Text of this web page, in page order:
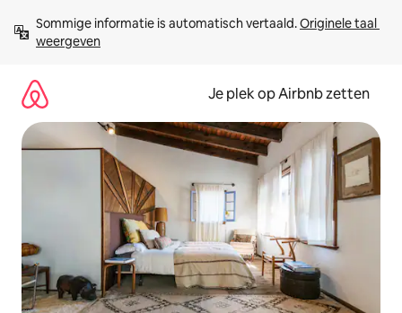
direct
naar
Sommige informatie is automatisch vertaald. Originele taal
weergeven
Je plek op Airbnb zetten